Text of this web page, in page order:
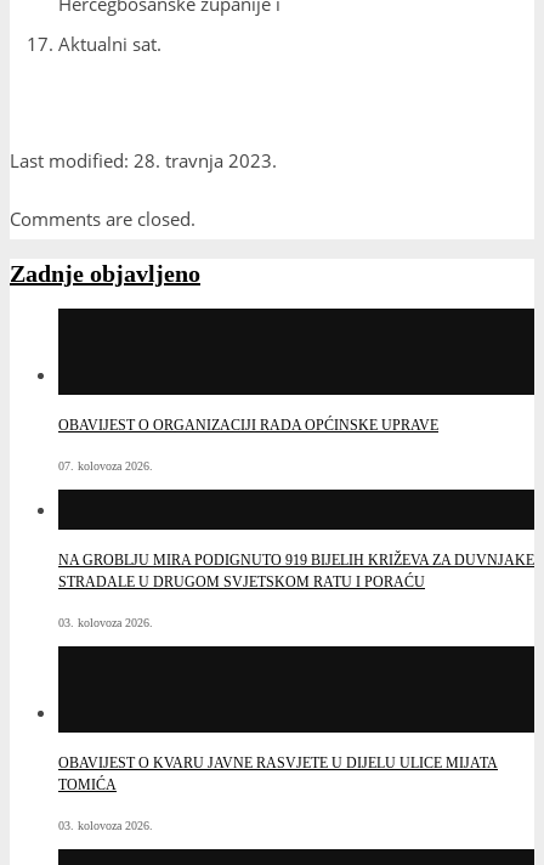
Aktualni sat.
Last modified: 28. travnja 2023.
Comments are closed.
Zadnje objavljeno
07. kolovoza 2026.
STRADALE U DRUGOM SVJETSKOM RATU I PORAĆU
03. kolovoza 2026.
TOMIĆA
03. kolovoza 2026.